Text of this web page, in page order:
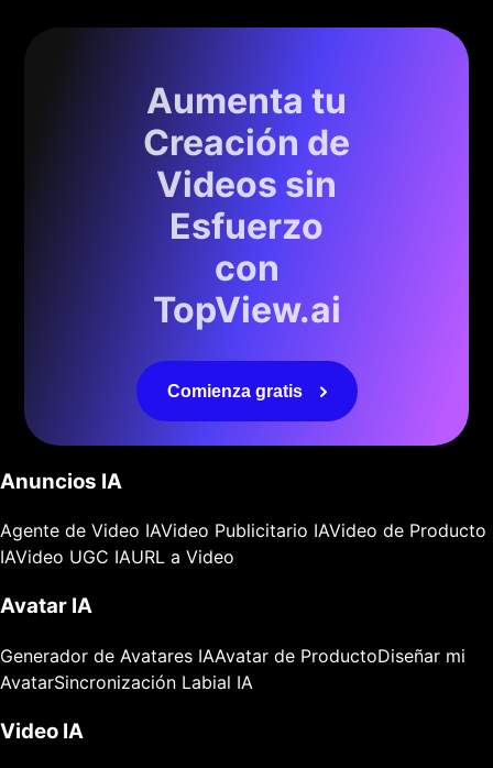
Aumenta tu
Creación de
Videos sin
Esfuerzo
con
TopView.ai
Comienza gratis
Anuncios IA
Agente de Video IAVideo Publicitario IAVideo de Producto
IAVideo UGC IAURL a Video
Avatar IA
Generador de Avatares IAAvatar de ProductoDiseñar mi
AvatarSincronización Labial IA
Video IA